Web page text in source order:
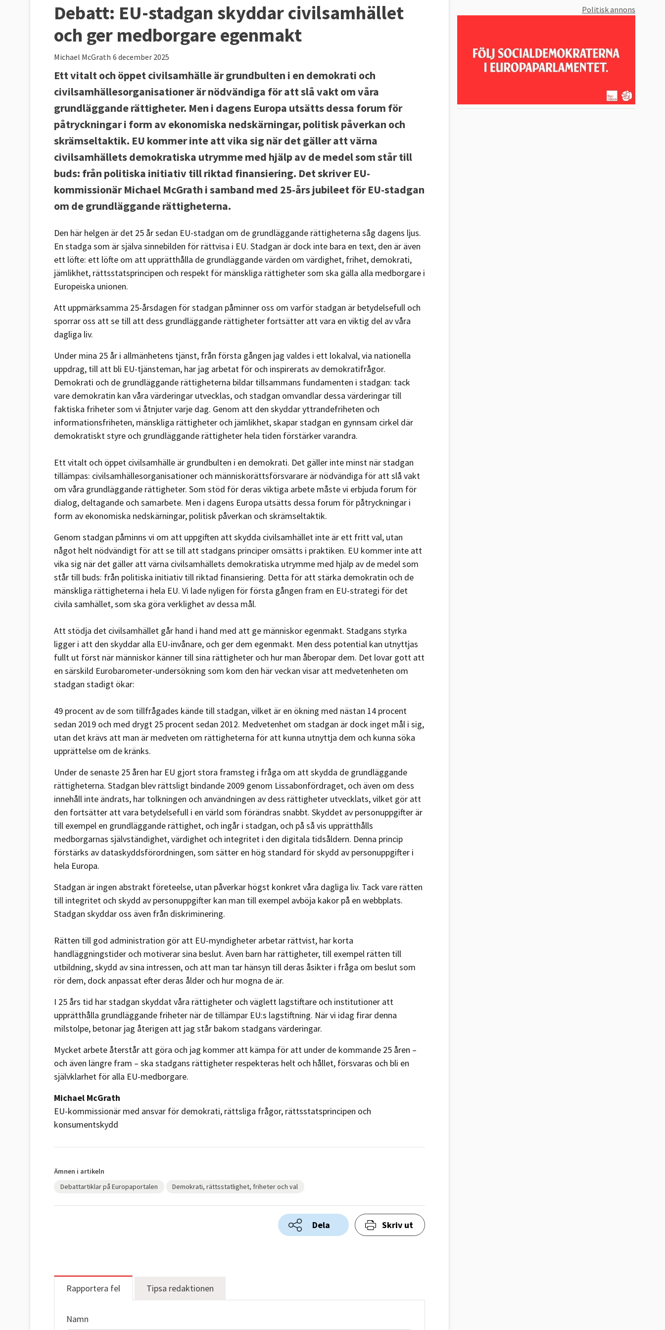
Debatt: EU-stadgan skyddar civilsamhället
och ger medborgare egenmakt
Michael McGrath 6 december 2025
Ett vitalt och öppet civilsamhälle är grundbulten i en demokrati och
civilsamhällesorganisationer är nödvändiga för att slå vakt om våra
grundläggande rättigheter. Men i dagens Europa utsätts dessa forum för
påtryckningar i form av ekonomiska nedskärningar, politisk påverkan och
skrämseltaktik. EU kommer inte att vika sig när det gäller att värna
civilsamhällets demokratiska utrymme med hjälp av de medel som står till
buds: från politiska initiativ till riktad finansiering. Det skriver EU-
kommissionär Michael McGrath i samband med 25-års jubileet för EU-stadgan
om de grundläggande rättigheterna.
Den här helgen är det 25 år sedan EU-stadgan om de grundläggande rättigheterna såg dagens ljus.
En stadga som är själva sinnebilden för rättvisa i EU. Stadgan är dock inte bara en text, den är även
ett löfte: ett löfte om att upprätthålla de grundläggande värden om värdighet, frihet, demokrati,
jämlikhet, rättsstatsprincipen och respekt för mänskliga rättigheter som ska gälla alla medborgare i
Europeiska unionen.
Att uppmärksamma 25-årsdagen för stadgan påminner oss om varför stadgan är betydelsefull och
sporrar oss att se till att dess grundläggande rättigheter fortsätter att vara en viktig del av våra
dagliga liv.
Under mina 25 år i allmänhetens tjänst, från första gången jag valdes i ett lokalval, via nationella
uppdrag, till att bli EU-tjänsteman, har jag arbetat för och inspirerats av demokratifrågor.
Demokrati och de grundläggande rättigheterna bildar tillsammans fundamenten i stadgan: tack
vare demokratin kan våra värderingar utvecklas, och stadgan omvandlar dessa värderingar till
faktiska friheter som vi åtnjuter varje dag. Genom att den skyddar yttrandefriheten och
informationsfriheten, mänskliga rättigheter och jämlikhet, skapar stadgan en gynnsam cirkel där
demokratiskt styre och grundläggande rättigheter hela tiden förstärker varandra.
Ett vitalt och öppet civilsamhälle är grundbulten i en demokrati. Det gäller inte minst när stadgan
tillämpas: civilsamhällesorganisationer och människorättsförsvarare är nödvändiga för att slå vakt
om våra grundläggande rättigheter. Som stöd för deras viktiga arbete måste vi erbjuda forum för
dialog, deltagande och samarbete. Men i dagens Europa utsätts dessa forum för påtryckningar i
form av ekonomiska nedskärningar, politisk påverkan och skrämseltaktik.
Genom stadgan påminns vi om att uppgiften att skydda civilsamhället inte är ett fritt val, utan
något helt nödvändigt för att se till att stadgans principer omsätts i praktiken. EU kommer inte att
vika sig när det gäller att värna civilsamhällets demokratiska utrymme med hjälp av de medel som
står till buds: från politiska initiativ till riktad finansiering. Detta för att stärka demokratin och de
mänskliga rättigheterna i hela EU. Vi lade nyligen för första gången fram en EU-strategi för det
civila samhället, som ska göra verklighet av dessa mål.
Att stödja det civilsamhället går hand i hand med att ge människor egenmakt. Stadgans styrka
ligger i att den skyddar alla EU-invånare, och ger dem egenmakt. Men dess potential kan utnyttjas
fullt ut först när människor känner till sina rättigheter och hur man åberopar dem. Det lovar gott att
en särskild Eurobarometer-undersökning som kom den här veckan visar att medvetenheten om
stadgan stadigt ökar:
49 procent av de som tillfrågades kände till stadgan, vilket är en ökning med nästan 14 procent
sedan 2019 och med drygt 25 procent sedan 2012. Medvetenhet om stadgan är dock inget mål i sig,
utan det krävs att man är medveten om rättigheterna för att kunna utnyttja dem och kunna söka
upprättelse om de kränks.
Under de senaste 25 åren har EU gjort stora framsteg i fråga om att skydda de grundläggande
rättigheterna. Stadgan blev rättsligt bindande 2009 genom Lissabonfördraget, och även om dess
innehåll inte ändrats, har tolkningen och användningen av dess rättigheter utvecklats, vilket gör att
den fortsätter att vara betydelsefull i en värld som förändras snabbt. Skyddet av personuppgifter är
till exempel en grundläggande rättighet, och ingår i stadgan, och på så vis upprätthålls
medborgarnas självständighet, värdighet och integritet i den digitala tidsåldern. Denna princip
förstärks av dataskyddsförordningen, som sätter en hög standard för skydd av personuppgifter i
hela Europa.
Stadgan är ingen abstrakt företeelse, utan påverkar högst konkret våra dagliga liv. Tack vare rätten
till integritet och skydd av personuppgifter kan man till exempel avböja kakor på en webbplats.
Stadgan skyddar oss även från diskriminering.
Rätten till god administration gör att EU-myndigheter arbetar rättvist, har korta
handläggningstider och motiverar sina beslut. Även barn har rättigheter, till exempel rätten till
utbildning, skydd av sina intressen, och att man tar hänsyn till deras åsikter i fråga om beslut som
rör dem, dock anpassat efter deras ålder och hur mogna de är.
I 25 års tid har stadgan skyddat våra rättigheter och väglett lagstiftare och institutioner att
upprätthålla grundläggande friheter när de tillämpar EU:s lagstiftning. När vi idag firar denna
milstolpe, betonar jag återigen att jag står bakom stadgans värderingar.
Mycket arbete återstår att göra och jag kommer att kämpa för att under de kommande 25 åren –
och även längre fram – ska stadgans rättigheter respekteras helt och hållet, försvaras och bli en
självklarhet för alla EU-medborgare.
Michael McGrath
EU-kommissionär med ansvar för demokrati, rättsliga frågor, rättsstatsprincipen och
konsumentskydd
Ämnen i artikeln
Debattartiklar på Europaportalen
Demokrati, rättsstatlighet, friheter och val
Dela Skriv ut
Rapportera fel Tipsa redaktionen
Namn
Politisk annons